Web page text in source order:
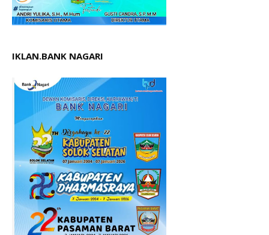
IKLAN.BANK NAGARI